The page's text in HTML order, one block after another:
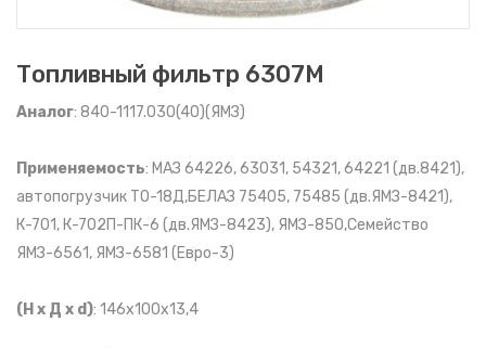
Топливный фильтр 6307M
Аналог: 840-1117.030(40)(ЯМЗ)
Применяемость: МАЗ 64226, 63031, 54321, 64221 (дв.8421),
автопогрузчик ТО-18Д,БЕЛАЗ 75405, 75485 (дв.ЯМЗ-8421),
К-701, К-702П-ПК-6 (дв.ЯМЗ-8423), ЯМЗ-850,Семейство
ЯМЗ-6561, ЯМЗ-6581 (Евро-3)
(Н х Д х d): 146x100x13,4